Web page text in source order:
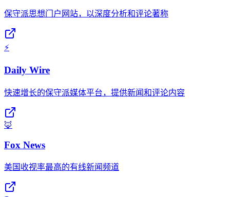
保守派思想门户网站，以深度分析和评论著称
⚡
Daily Wire
快速增长的保守派媒体平台，提供新闻和评论内容
🦊
Fox News
美国收视率最高的有线新闻频道